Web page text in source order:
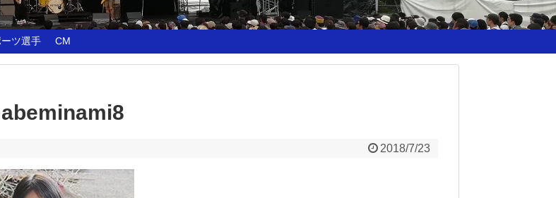
ーツ選手 CM
2018/7/23